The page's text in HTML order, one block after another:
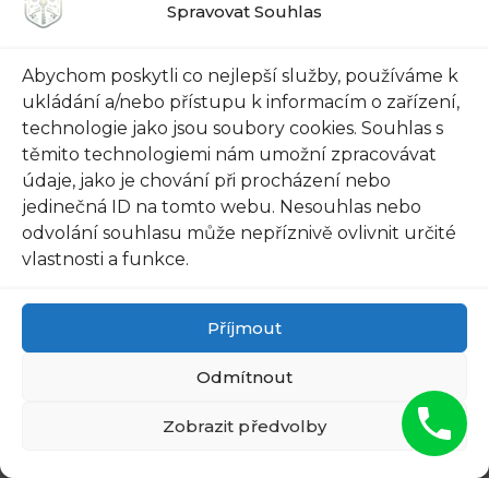
Spravovat Souhlas
Abychom poskytli co nejlepší služby, používáme k
ukládání a/nebo přístupu k informacím o zařízení,
technologie jako jsou soubory cookies. Souhlas s
těmito technologiemi nám umožní zpracovávat
údaje, jako je chování při procházení nebo
jedinečná ID na tomto webu. Nesouhlas nebo
odvolání souhlasu může nepříznivě ovlivnit určité
vlastnosti a funkce.
Příjmout
Odmítnout
Zobrazit předvolby
jsou nejen bezpečné, ale také stylizované.
budete mít klid s vědomím, že jste si zvolili
špičkový produkt. Doufáme, že naše článek vám
pomohl lépe porozumět vchodovým
bezpečnostním dveřím do bytu a jejich
významu pro vaši bezpečnost a styl. Jak jsme
zjistili,vchodové bezpečnostní dveře jsou
klíčovým prvkem, který udrží vaše bydlení v
bezpečí, ale také přidají nádherný designový
prvek, který oživí váš vchod.
bezpečnostní dveře jsou investicí do